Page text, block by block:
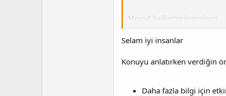
Mevcut bağlantıyı kopyalayın
Anma listesine ekle
Selam iyi insanlar
Konuyu anlatırken verdiğin
Daha fazla bilgi için